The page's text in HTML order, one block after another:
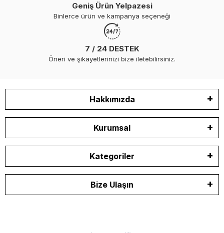
Geniş Ürün Yelpazesi
Binlerce ürün ve kampanya seçeneği
7 / 24 DESTEK
Öneri ve şikayetlerinizi bize iletebilirsiniz.
Hakkımızda
Kurumsal
Kategoriler
Bize Ulaşın